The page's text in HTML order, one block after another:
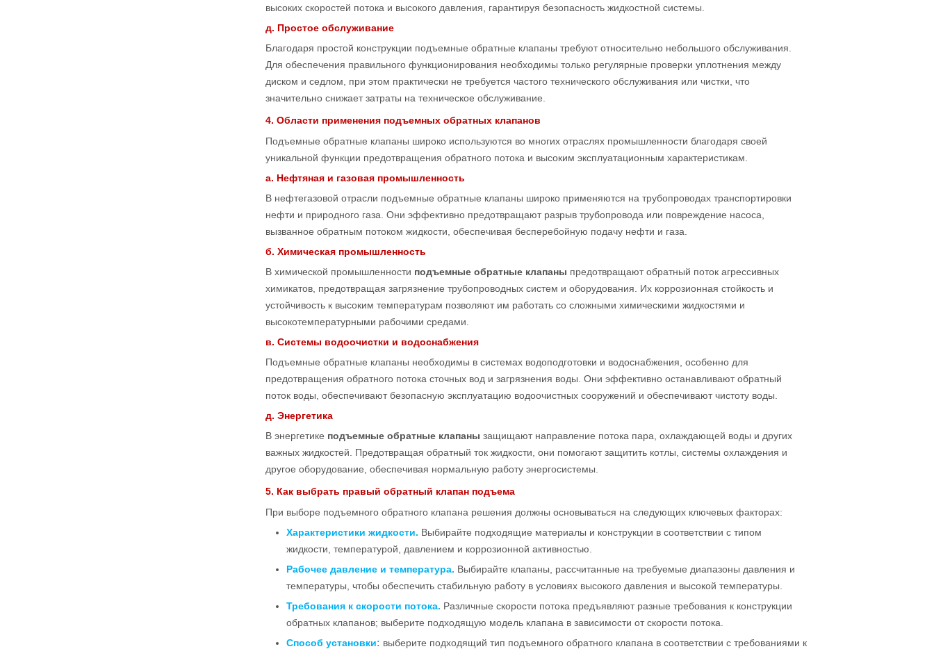
высоких скоростей потока и высокого давления, гарантируя безопасность жидкостной системы.
д. Простое обслуживание
Благодаря простой конструкции подъемные обратные клапаны требуют относительно небольшого обслуживания.
Для обеспечения правильного функционирования необходимы только регулярные проверки уплотнения между
диском и седлом, при этом практически не требуется частого технического обслуживания или чистки, что
значительно снижает затраты на техническое обслуживание.
4. Области применения подъемных обратных клапанов
Подъемные обратные клапаны широко используются во многих отраслях промышленности благодаря своей
уникальной функции предотвращения обратного потока и высоким эксплуатационным характеристикам.
а. Нефтяная и газовая промышленность
В нефтегазовой отрасли подъемные обратные клапаны широко применяются на трубопроводах транспортировки
нефти и природного газа. Они эффективно предотвращают разрыв трубопровода или повреждение насоса,
вызванное обратным потоком жидкости, обеспечивая бесперебойную подачу нефти и газа.
б. Химическая промышленность
В химической промышленности подъемные обратные клапаны предотвращают обратный поток агрессивных
химикатов, предотвращая загрязнение трубопроводных систем и оборудования. Их коррозионная стойкость и
устойчивость к высоким температурам позволяют им работать со сложными химическими жидкостями и
высокотемпературными рабочими средами.
в. Системы водоочистки и водоснабжения
Подъемные обратные клапаны необходимы в системах водоподготовки и водоснабжения, особенно для
предотвращения обратного потока сточных вод и загрязнения воды. Они эффективно останавливают обратный
поток воды, обеспечивают безопасную эксплуатацию водоочистных сооружений и обеспечивают чистоту воды.
д. Энергетика
В энергетике подъемные обратные клапаны защищают направление потока пара, охлаждающей воды и других
важных жидкостей. Предотвращая обратный ток жидкости, они помогают защитить котлы, системы охлаждения и
другое оборудование, обеспечивая нормальную работу энергосистемы.
5. Как выбрать правый обратный клапан подъема
При выборе подъемного обратного клапана решения должны основываться на следующих ключевых факторах:
Характеристики жидкости. Выбирайте подходящие материалы и конструкции в соответствии с типом
жидкости, температурой, давлением и коррозионной активностью.
Рабочее давление и температура. Выбирайте клапаны, рассчитанные на требуемые диапазоны давления и
температуры, чтобы обеспечить стабильную работу в условиях высокого давления и высокой температуры.
Требования к скорости потока. Различные скорости потока предъявляют разные требования к конструкции
обратных клапанов; выберите подходящую модель клапана в зависимости от скорости потока.
Способ установки: выберите подходящий тип подъемного обратного клапана в соответствии с требованиями к